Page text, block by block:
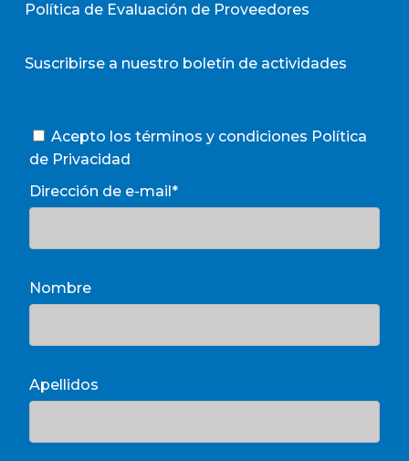
Política de Evaluación de Proveedores
Suscribirse a nuestro boletín de actividades
Acepto los términos y condiciones Política
de Privacidad
Dirección de e-mail*
Nombre
Apellidos